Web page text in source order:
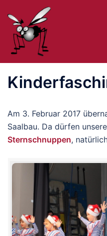
Inhalt
springen
Am 3. Februar 2017
Saalbau. Da dürfen
Sternschnuppen,